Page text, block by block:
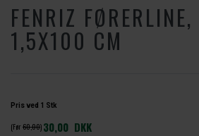
FENRIZ
1,5X100 CM
Pris ved 1 Stk
(Før 60,00) 30,00 DKK